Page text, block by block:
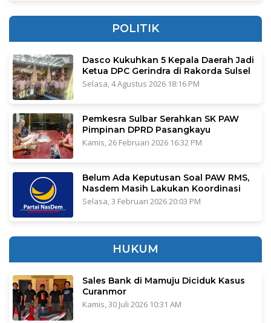
POLITIK
Dasco Kukuhkan 5 Kepala Daerah Jadi
Ketua DPC Gerindra di Rakorda Sulsel
Selasa, 4 Agustus 2026 18:16 PM
Pemkesra Sulbar Serahkan SK PAW
Pimpinan DPRD Pasangkayu
Kamis, 26 Februari 2026 16:32 PM
Belum Ada Keputusan Soal PAW RMS,
Nasdem Masih Lakukan Koordinasi
Selasa, 3 Februari 2026 20:03 PM
HUKUM
Sales Bank di Mamuju Diciduk Kasus
Curanmor
Kamis, 30 Juli 2026 10:31 AM